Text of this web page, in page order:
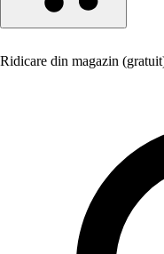
Ridicare din magazin